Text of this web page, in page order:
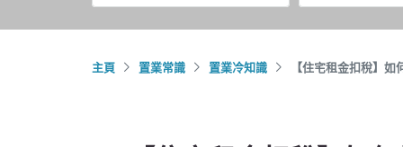
主頁 置業常識 置業冷知識 【住宅租金扣稅】